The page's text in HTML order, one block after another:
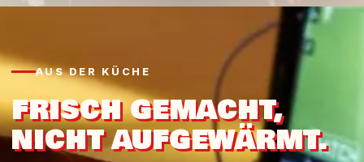
AUS DER KÜCHE
FRISCH GEMACHT,
NICHT AUFGEWÄRMT.